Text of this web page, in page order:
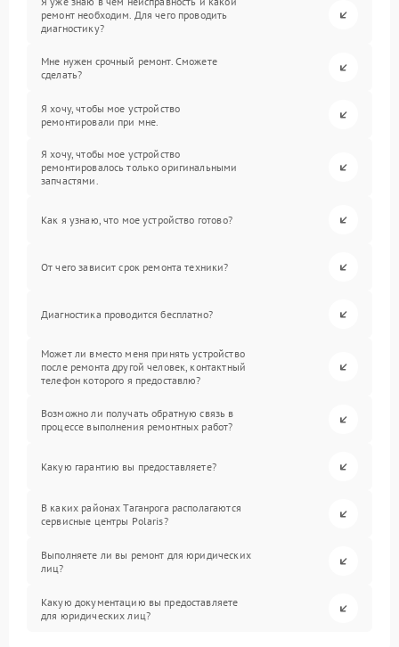
ремонт необходим. Для чего проводить
диагностику?
Мне нужен срочный ремонт. Сможете
сделать?
Я хочу, чтобы мое устройство
ремонтировали при мне.
Я хочу, чтобы мое устройство
ремонтировалось только оригинальными
запчастями.
Как я узнаю, что мое устройство готово?
От чего зависит срок ремонта техники?
Диагностика проводится бесплатно?
Может ли вместо меня принять устройство
после ремонта другой человек, контактный
телефон которого я предоставлю?
Возможно ли получать обратную связь в
процессе выполнения ремонтных работ?
Какую гарантию вы предоставляете?
В каких районах Таганрога располагаются
сервисные центры Polaris?
Выполняете ли вы ремонт для юридических
лиц?
Какую документацию вы предоставляете
для юридических лиц?